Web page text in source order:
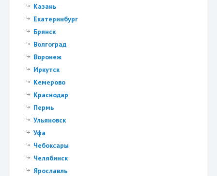
Казань
Екатеринбург
Брянск
Волгоград
Воронеж
Иркутск
Кемерово
Краснодар
Пермь
Ульяновск
Уфа
Чебоксары
Челябинск
Ярославль